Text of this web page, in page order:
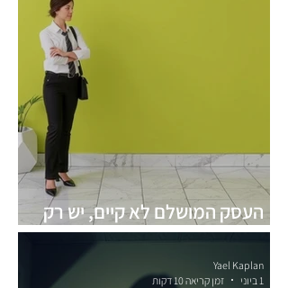
העסק המושלם לא קיים, יש רק
העסק שמתאים לך
Yael Kaplan
1 ביוני
זמן קריאה 10 דקות